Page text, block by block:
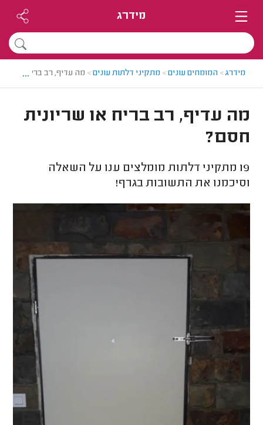
מידרג
מידרג> המומחים עונים> מתקיני דלתות עונים> מה עדיף, רב בריח או
...
מה עדיף, רב בריח או שריונית
חסם?
19 מתקיני דלתות מומלצים ענו על השאלה
וסיכמנו את התשובות בגרף!